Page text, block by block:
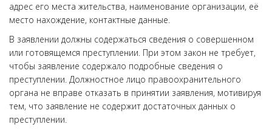
адрес его места жительства, наименование организации, её
место нахождение, контактные данные.
В заявлении должны содержаться сведения о совершенном
или готовящемся преступлении. При этом закон не требует,
чтобы заявление содержало подробные сведения о
преступлении. Должностное лицо правоохранительного
органа не вправе отказать в принятии заявления, мотивируя
тем, что заявление не содержит достаточных данных о
преступлении.